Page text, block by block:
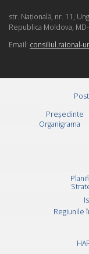
str. Naţională, nr. 11,
Republica Moldova,
Email: consiliul.raional-
Preşedinte
Organigrama
Regiunile